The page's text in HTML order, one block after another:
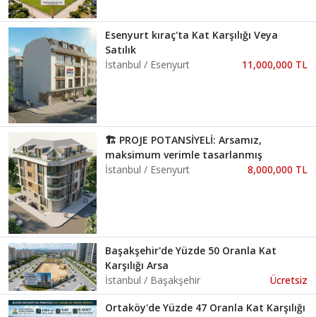
Esenyurt kıraç'ta Kat Karşılığı Veya
Satılık
İstanbul / Esenyurt
11,000,000 TL
🏗️ PROJE POTANSİYELİ: Arsamız,
maksimum verimle tasarlanmış
İstanbul / Esenyurt
8,000,000 TL
Başakşehir'de Yüzde 50 Oranla Kat
Karşılığı Arsa
İstanbul / Başakşehir
Ücretsiz
Ortaköy'de Yüzde 47 Oranla Kat Karşılığı